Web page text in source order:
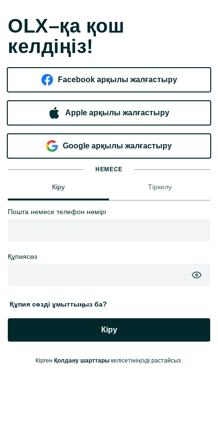
OLX–қа қош
келдіңіз!
Facebook арқылы жалғастыру
Apple арқылы жалғастыру
Google арқылы жалғастыру
НЕМЕСЕ
Кіру Тіркелу
Пошта немесе телефон нөмірі
Құпиясөз
Құпия сөзді ұмыттыңыз ба?
Кіру
Кірген Қолдану шарттары келісетініңізді растайсыз.